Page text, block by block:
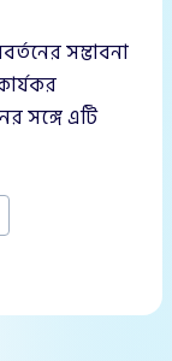
সম্ভাবনা
সঙ্গে এটি